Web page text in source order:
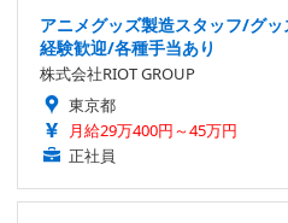
アニメグッズ製造スタッフ/グ
経験歓迎/各種手当あり
株式会社RIOT GROUP
東京都
月給29万400円～45万円
正社員